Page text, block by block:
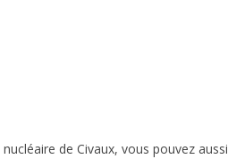
de Civaux, vous pouvez aussi